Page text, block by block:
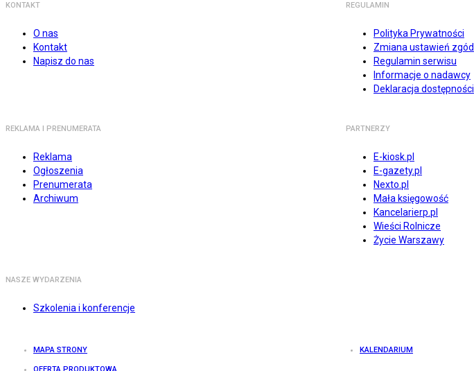
KONTAKT
O nas
Kontakt
Napisz do nas
REGULAMIN
Polityka Prywatności
Zmiana ustawień zgód
Regulamin serwisu
Informacje o nadawcy
Deklaracja dostępności
REKLAMA I PRENUMERATA
Reklama
Ogłoszenia
Prenumerata
Archiwum
PARTNERZY
E-kiosk.pl
E-gazety.pl
Nexto.pl
Mała księgowość
Kancelarierp.pl
Wieści Rolnicze
Życie Warszawy
NASZE WYDARZENIA
Szkolenia i konferencje
MAPA STRONY KALENDARIUM